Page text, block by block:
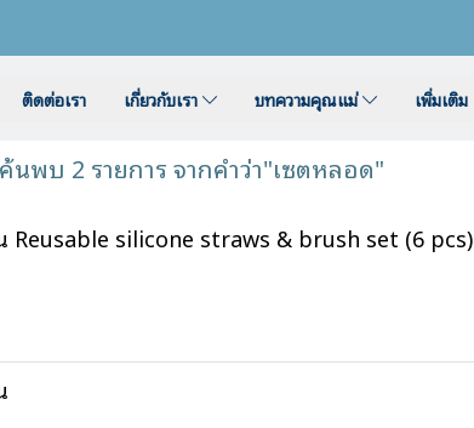
ติดต่อเรา เกี่ยวกับเรา บทความคุณแม่ เพิ่มเติม
ค้นพบ 2 รายการ จากคำว่า"เซตหลอด"
Reusable silicone straws & brush set (6 pcs)